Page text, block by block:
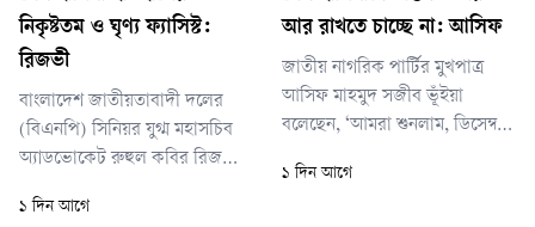
নিকৃষ্টতম ও ঘৃণ্য ফ্যাসিস্ট:
রিজভী
বাংলাদেশ জাতীয়তাবাদী দলের
(বিএনপি) সিনিয়র যুগ্ম মহাসচিব
অ্যাডভোকেট রুহুল কবির রিজভী
ইতিহাসের নিকৃষ্টতম ও ঘৃণ্য
১ দিন আগে
আর রাখতে চাচ্ছে না: আসিফ
জাতীয় নাগরিক পার্টির মুখপাত্র
আসিফ মাহমুদ সজীব ভূঁইয়া
বলেছেন, ‘আমরা শুনলাম, ডিসেম্বরে
আসতে চান। আমার মনে হয়, এটা
১ দিন আগে